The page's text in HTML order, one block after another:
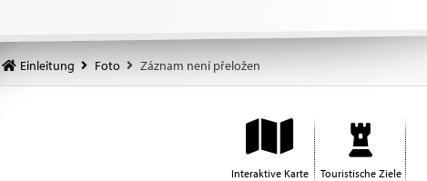
Einleitung Foto Záznam není přeložen
Interaktive Karte Touristische Ziele